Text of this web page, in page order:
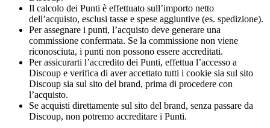
Il calcolo dei Punti è effettuato sull’importo netto
dell’acquisto, esclusi tasse e spese aggiuntive (es. spedizione).
Per assegnare i punti, l’acquisto deve generare una
commissione confermata. Se la commissione non viene
riconosciuta, i punti non possono essere accreditati.
Per assicurarti l’accredito dei Punti, effettua l’accesso a
Discoup e verifica di aver accettato tutti i cookie sia sul sito
Discoup sia sul sito del brand, prima di procedere con
l’acquisto.
Se acquisti direttamente sul sito del brand, senza passare da
Discoup, non potremo accreditare i Punti.